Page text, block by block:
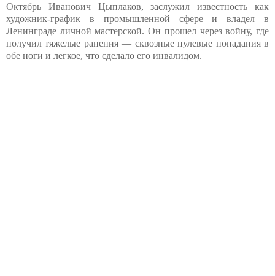
Октябрь Иванович Цыплаков, заслужил известность как
художник-график в промышленной сфере и владел в
Ленинграде личной мастерской. Он прошел через войну, где
получил тяжелые ранения — сквозные пулевые попадания в
обе ноги и легкое, что сделало его инвалидом.